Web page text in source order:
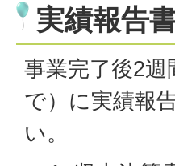
実績報告
事業完了後2
で）に実績報
い。